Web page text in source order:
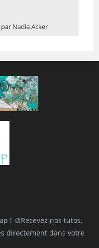
Nadia Acker
! 🎨Recevez nos tutos,
directement dans votre